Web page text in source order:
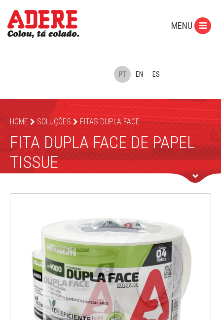
PT EN ES
MENU
HOME SOLUÇÕES FITAS DUPLA FACE
FITA DUPLA FACE DE PAPEL
TISSUE